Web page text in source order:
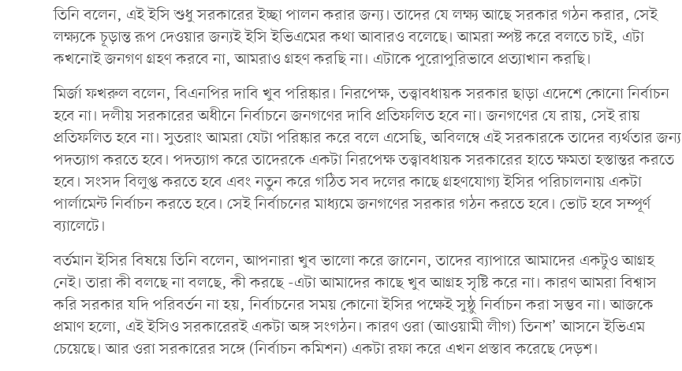
তিনি বলেন, এই ইসি শুধু সরকারের ইচ্ছা পালন করার জন্য। তাদের যে লক্ষ্য আছে সরকার গঠন করার, সেই
লক্ষ্যকে চূড়ান্ত রূপ দেওয়ার জন্যই ইসি ইভিএমের কথা আবারও বলেছে। আমরা স্পষ্ট করে বলতে চাই, এটা
কখনোই জনগণ গ্রহণ করবে না, আমরাও গ্রহণ করছি না। এটাকে পুরোপুরিভাবে প্রত্যাখান করছি।
মির্জা ফখরুল বলেন, বিএনপির দাবি খুব পরিষ্কার। নিরপেক্ষ, তত্ত্বাবধায়ক সরকার ছাড়া এদেশে কোনো নির্বাচন
হবে না। দলীয় সরকারের অধীনে নির্বাচনে জনগণের দাবি প্রতিফলিত হবে না। জনগণের যে রায়, সেই রায়
প্রতিফলিত হবে না। সুতরাং আমরা যেটা পরিষ্কার করে বলে এসেছি, অবিলম্বে এই সরকারকে তাদের ব্যর্থতার জন্য
পদত্যাগ করতে হবে। পদত্যাগ করে তাদেরকে একটা নিরপেক্ষ তত্ত্বাবধায়ক সরকারের হাতে ক্ষমতা হস্তান্তর করতে
হবে। সংসদ বিলুপ্ত করতে হবে এবং নতুন করে গঠিত সব দলের কাছে গ্রহণযোগ্য ইসির পরিচালনায় একটা
পার্লামেন্ট নির্বাচন করতে হবে। সেই নির্বাচনের মাধ্যমে জনগণের সরকার গঠন করতে হবে। ভোট হবে সম্পূর্ণ
ব্যালেটে।
বর্তমান ইসির বিষয়ে তিনি বলেন, আপনারা খুব ভালো করে জানেন, তাদের ব্যাপারে আমাদের একটুও আগ্রহ
নেই। তারা কী বলছে না বলছে, কী করছে -এটা আমাদের কাছে খুব আগ্রহ সৃষ্টি করে না। কারণ আমরা বিশ্বাস
করি সরকার যদি পরিবর্তন না হয়, নির্বাচনের সময় কোনো ইসির পক্ষেই সুষ্ঠু নির্বাচন করা সম্ভব না। আজকে
প্রমাণ হলো, এই ইসিও সরকারেরই একটা অঙ্গ সংগঠন। কারণ ওরা (আওয়ামী লীগ) তিনশ’ আসনে ইভিএম
চেয়েছে। আর ওরা সরকারের সঙ্গে (নির্বাচন কমিশন) একটা রফা করে এখন প্রস্তাব করেছে দেড়শ।